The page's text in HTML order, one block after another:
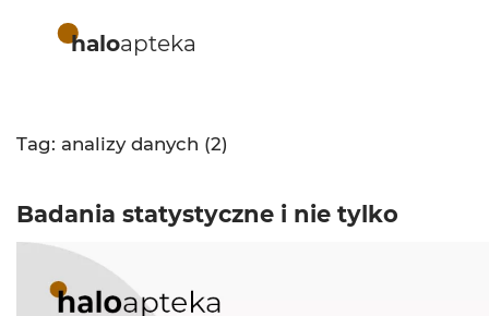
haloapteka
Tag: analizy danych (2)
Badania statystyczne i nie tylko